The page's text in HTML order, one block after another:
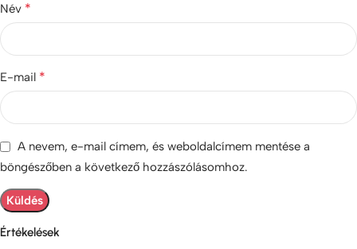
Értékelések
Név *
E-mail *
A nevem, e-mail címem, és weboldalcímem mentése a
böngészőben a következő hozzászólásomhoz.